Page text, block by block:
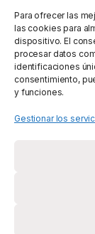
Para ofrecer las
las cookies para
dispositivo. El
procesar datos
identificaciones
consentimiento,
y funciones.
Gestionar los